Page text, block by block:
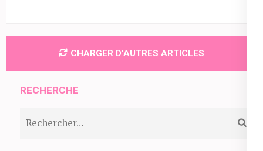
CHARGER D’AUTRES ARTICLES
RECHERCHE